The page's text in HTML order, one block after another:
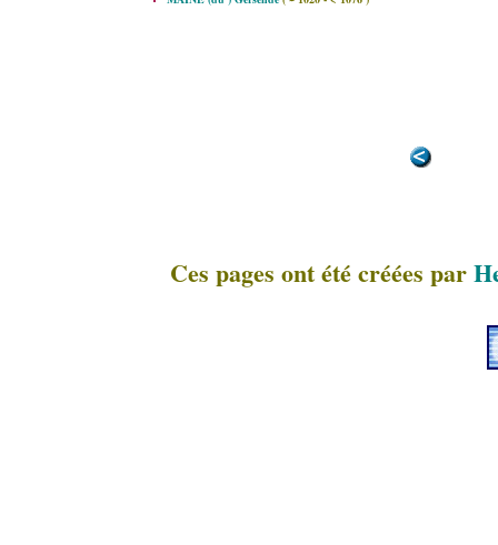
Ces pages ont été créées par